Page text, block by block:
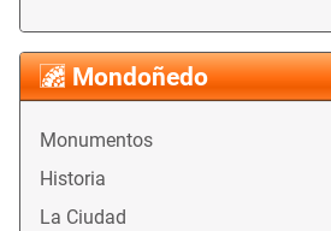
Mondoñedo
Monumentos
Historia
La Ciudad